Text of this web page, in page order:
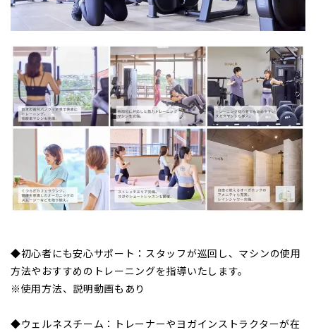
◆初心者にも安心サポート：スタッフが巡回し、マシンの使用
方法やおすすめのトレーニングを指導いたします。
※使用方法、説明動画もあり
◆ウェルネスチーム：トレーナーやヨガインストラクターが在